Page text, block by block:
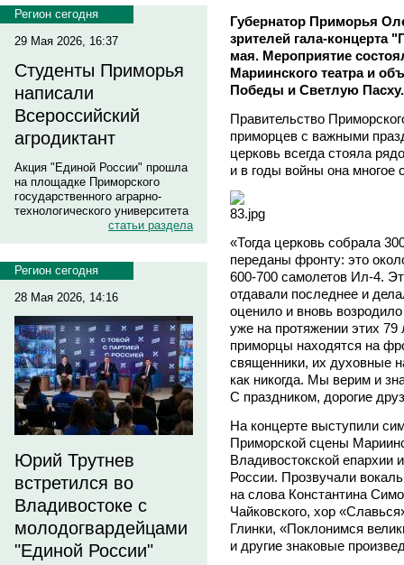
Регион сегодня
29 Мая 2026, 16:37
Студенты Приморья
написали
Всероссийский
агродиктант
Акция "Единой России" прошла
на площадке Приморского
государственного аграрно-
технологического университета
статьи раздела
Регион сегодня
28 Мая 2026, 14:16
Юрий Трутнев
встретился во
Владивостоке с
молодогвардейцами
"Единой России"
Губернатор Приморья
зрителей гала-концерта
мая. Мероприятие
Мариинского театра и
Победы и Светлую Пасху.
Правительство
приморцев с важными
церковь всегда стояла
и в годы войны она
«Тогда церковь собрала
переданы фронту: это
600-700 самолетов Ил-4.
отдавали последнее и
оценило и вновь
уже на протяжении этих
приморцы находятся на
священники, их духовные
как никогда. Мы верим и
С праздником, дорогие
На концерте выступили
Приморской сцены
Владивостокской епархии
России. Прозвучали
на слова Константина
Чайковского, хор
Глинки, «Поклонимся
и другие знаковые